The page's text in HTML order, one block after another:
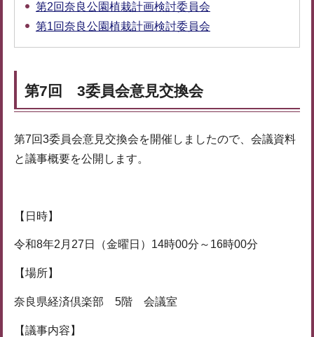
第2回奈良公園植栽計画検討委員会
第1回奈良公園植栽計画検討委員会
第7回 3委員会意見交換会
第7回3委員会意見交換会を開催しましたので、会議資料
と議事概要を公開します。
【日時】
令和8年2月27日（金曜日）14時00分～16時00分
【場所】
奈良県経済倶楽部 5階 会議室
【議事内容】